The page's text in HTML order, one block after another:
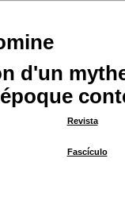
d'un
Revista
Fascículo